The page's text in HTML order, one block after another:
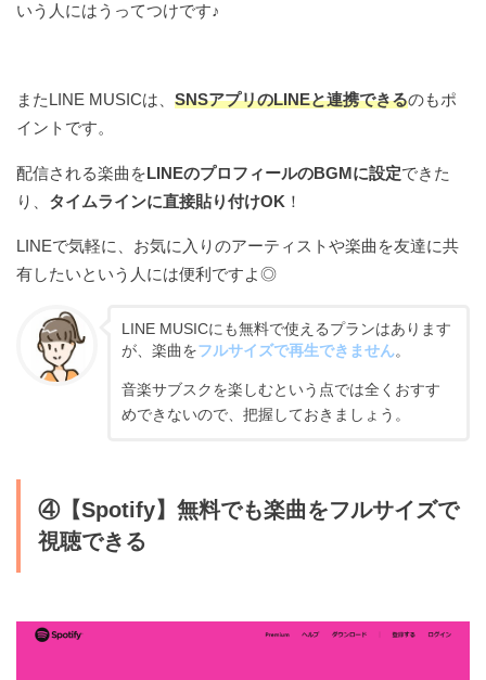
いう人にはうってつけです♪
またLINE MUSICは、SNSアプリのLINEと連携できるのもポ
イントです。
配信される楽曲をLINEのプロフィールのBGMに設定できた
り、 タイムラインに直接貼り付けOK ！
LINEで気軽に、お気に入りのアーティストや楽曲を友達に共
有したいという人には便利ですよ◎
LINE MUSICにも無料で使えるプランはあります
が、楽曲をフルサイズで再生できません。
音楽サブスクを楽しむという点では全くおすす
めできないので、把握しておきましょう。
④【Spotify】無料でも楽曲をフルサイズで
視聴できる